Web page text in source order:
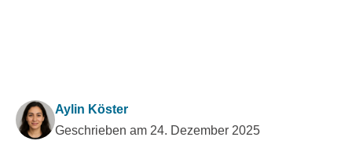
Aylin Köster
Geschrieben am 24. Dezember 2025